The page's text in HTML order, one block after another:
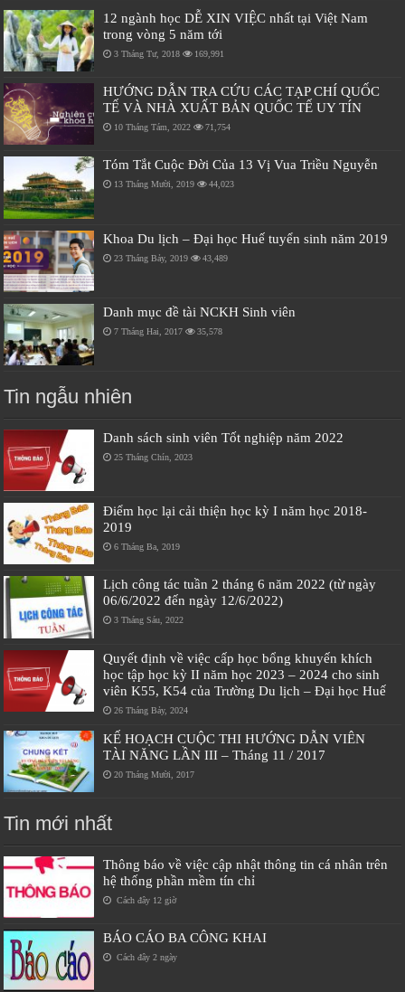
12 ngành học DỄ XIN VIỆC nhất tại Việt Nam
trong vòng 5 năm tới
3 Tháng Tư, 2018 169,991
HƯỚNG DẪN TRA CỨU CÁC TẠP CHÍ QUỐC
TẾ VÀ NHÀ XUẤT BẢN QUỐC TẾ UY TÍN
10 Tháng Tám, 2022 71,754
Tóm Tắt Cuộc Đời Của 13 Vị Vua Triều Nguyễn
13 Tháng Mười, 2019 44,023
Khoa Du lịch – Đại học Huế tuyển sinh năm 2019
23 Tháng Bảy, 2019 43,489
Danh mục đề tài NCKH Sinh viên
7 Tháng Hai, 2017 35,578
Tin ngẫu nhiên
Danh sách sinh viên Tốt nghiệp năm 2022
25 Tháng Chín, 2023
Điểm học lại cải thiện học kỳ I năm học 2018-
2019
6 Tháng Ba, 2019
Lịch công tác tuần 2 tháng 6 năm 2022 (từ ngày
06/6/2022 đến ngày 12/6/2022)
3 Tháng Sáu, 2022
Quyết định về việc cấp học bổng khuyến khích
học tập học kỳ II năm học 2023 – 2024 cho sinh
viên K55, K54 của Trường Du lịch – Đại học Huế
26 Tháng Bảy, 2024
KẾ HOẠCH CUỘC THI HƯỚNG DẪN VIÊN
TÀI NĂNG LẦN III – Tháng 11 / 2017
20 Tháng Mười, 2017
Tin mới nhất
Thông báo về việc cập nhật thông tin cá nhân trên
hệ thống phần mềm tín chỉ
Cách đây 12 giờ
BÁO CÁO BA CÔNG KHAI
Cách đây 2 ngày